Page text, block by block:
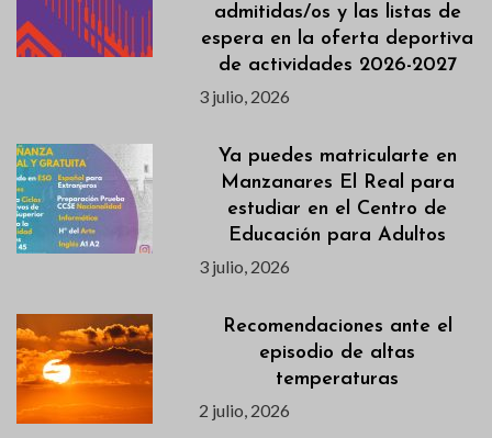
admitidas/os y las listas de
espera en la oferta deportiva
de actividades 2026-2027
3 julio, 2026
Ya puedes matricularte en
Manzanares El Real para
estudiar en el Centro de
Educación para Adultos
3 julio, 2026
Recomendaciones ante el
episodio de altas
temperaturas
2 julio, 2026